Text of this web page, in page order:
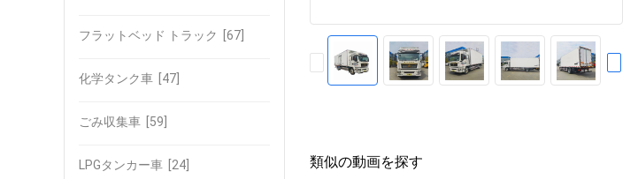
フラットベッド トラック [67]
化学タンク車 [47]
ごみ収集車 [59]
LPGタンカー車 [24] 類似の動画を探す